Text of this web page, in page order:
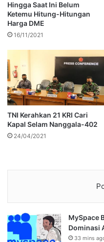
Hingga Saat Ini Belum
Ketemu Hitung-Hitungan
Harga DME
16/11/2021
TNI Kerahkan 21 KRI Cari
Kapal Selam Nanggala-402
24/04/2021
MySpace
Dominasi
33 mins